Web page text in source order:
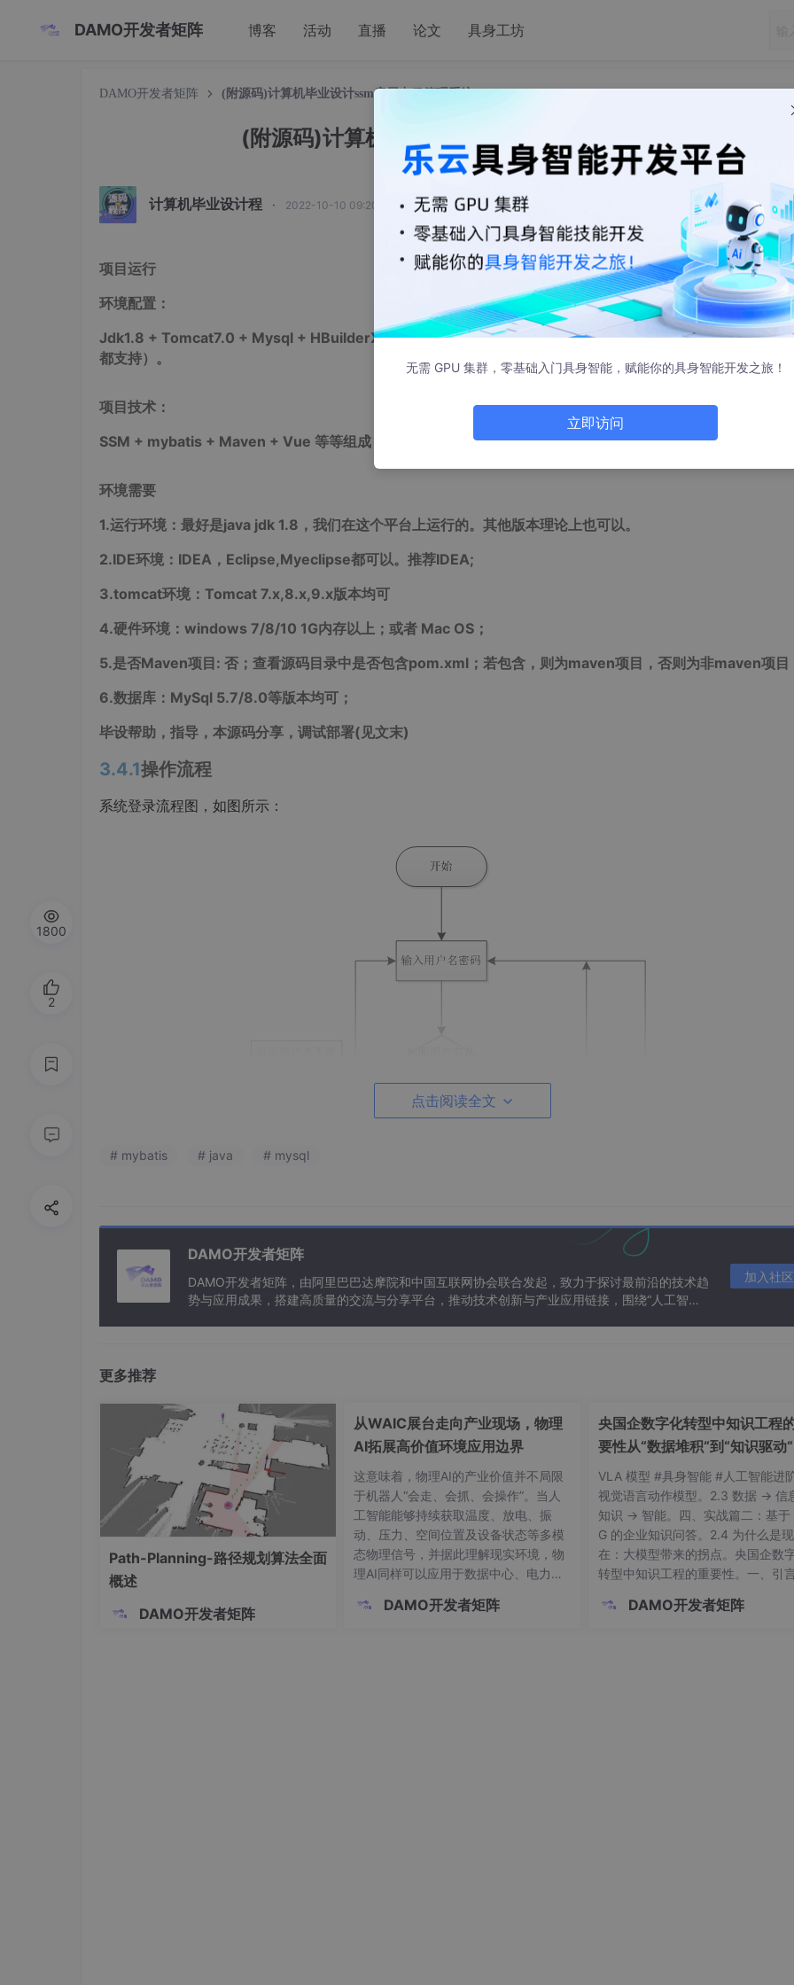
DAMO开发者矩阵 博客 活动 直播 论文 具身工坊
DAMO开发者矩阵 (附源码)计算机毕业设计ssm房屋出租管理系统
(附源码)计算机毕业设计ssm房屋出租管理系统
计算机毕业设计程 · 2022-10-10 09:20:50 发布
项目运行
环境配置：
Jdk1.8 + Tomcat7.0 + Mysql + HBuilderX（Webstorm也行）+ Eclispe（IntelliJ
都支持）。
项目技术：
SSM + mybatis + Maven + Vue 等等组成，B/S模式 + Maven管理等等。
环境需要
1.运行环境：最好是java jdk 1.8，我们在这个平台上运行的。其他版本理论上也可以。
2.IDE环境：IDEA，Eclipse,Myeclipse都可以。推荐IDEA;
3.tomcat环境：Tomcat 7.x,8.x,9.x版本均可
4.硬件环境：windows 7/8/10 1G内存以上；或者 Mac OS；
5.是否Maven项目: 否；查看源码目录中是否包含pom.xml；若包含，则为maven项目，否则为非maven项目
6.数据库：MySql 5.7/8.0等版本均可；
毕设帮助，指导，本源码分享，调试部署(见文末)
3.4.1操作流程
系统登录流程图，如图所示：
图3-1登录流程图
3.4.2
点击阅读全文
# mybatis # java # mysql
DAMO开发者矩阵
DAMO开发者矩阵，由阿里巴巴达摩院和中国互联网协会联合发起，致力于探讨最前沿的技术趋
势与应用成果，搭建高质量的交流与分享平台，推动技术创新与产业应用链接，围绕“人工智能
加入社区
更多推荐
Path-Planning-路径规划算法全面
概述
DAMO开发者矩阵
从WAIC展台走向产业现场，物理
AI拓展高价值环境应用边界
这意味着，物理AI的产业价值并不局限
于机器人“会走、会抓、会操作”。当人
工智能能够持续获取温度、放电、振
动、压力、空间位置及设备状态等多模
态物理信号，并据此理解现实环境，物
理AI同样可以应用于数据中心、电力系
等领域，服务高价值物理环境风险预警
DAMO开发者矩阵
央国企数字化转型中知识工程
要性从“数据堆积“到“知识驱动“
VLA 模型 #具身智能 #人工智能进
视觉语言动作模型。2.3 数据 → 信
知识 → 智能。四、实战篇二：基于
G 的企业知识问答。2.4 为什么是现
在：大模型带来的拐点。央国企数
转型中知识工程的重要性。一、引
一：构建企业知识图谱。二、理论篇
DAMO开发者矩阵
1800
2
无需 GPU 集群，零基础入门具身智能，赋能你的具身智能开发之旅！
立即访问